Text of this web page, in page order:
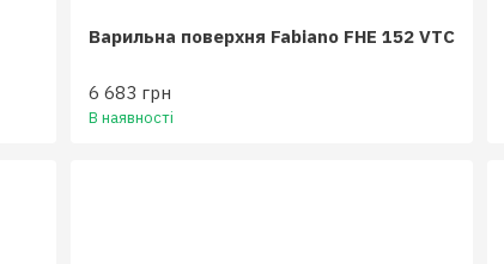
Варильна поверхня Fabiano FHE 152 VTC
6 683 грн
В наявності